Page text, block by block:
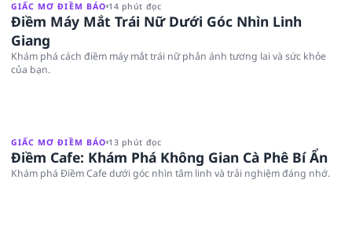
GIẤC MƠ ĐIỀM BÁO 14 phút đọc
Điềm Máy Mắt Trái Nữ Dưới Góc Nhìn Linh
Giang
Khám phá cách điềm máy mắt trái nữ phản ánh tương lai và sức khỏe
của bạn.
GIẤC MƠ ĐIỀM BÁO 13 phút đọc
Điềm Cafe: Khám Phá Không Gian Cà Phê Bí Ẩn
Khám phá Điềm Cafe dưới góc nhìn tâm linh và trải nghiệm đáng nhớ.